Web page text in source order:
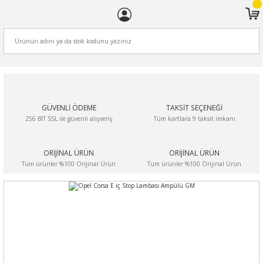
GÜVENLİ ÖDEME
256 BİT SSL ile güvenli alışveriş
TAKSİT SEÇENEĞİ
Tüm kartlara 9 taksit imkanı
ORİJİNAL ÜRÜN
Tüm ürünler %100 Orijinal Ürün
ORİJİNAL ÜRÜN
Tüm ürünler %100 Orijinal Ürün